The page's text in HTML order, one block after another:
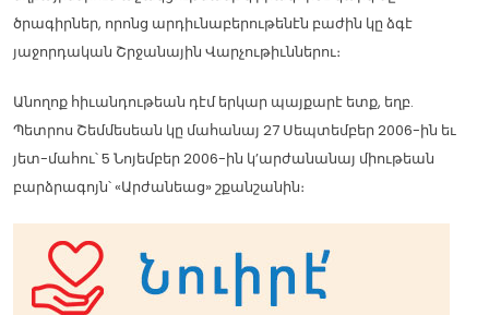
ծրագիրներ, որոնց արդիւնաբերութենէն բաժին կը ձգէ
յաջորդական Շրջանային Վարչութիւններու։
Անողոք հիւանդութեան դէմ երկար պայքարէ ետք, եղբ.
Պետրոս Շեմմեսեան կը մահանայ 27 Սեպտեմբեր 2006-ին եւ
յետ-մահու՝ 5 Նոյեմբեր 2006-ին կ’արժանանայ միութեան
բարձրագոյն՝ «Արժանեաց» շքանշանին։